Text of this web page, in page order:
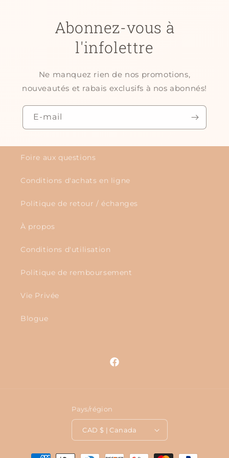
Abonnez-vous à
l'infolettre
Ne manquez rien de nos promotions,
nouveautés et rabais exclusifs à nos abonnés!
E-mail
Foire aux questions
Conditions d'achats en ligne
Politique de retour / échanges
À propos
Conditions d'utilisation
Politique de remboursement
Vie Privée
Blogue
Facebook
Pays/région
CAD $ | Canada
Moyens